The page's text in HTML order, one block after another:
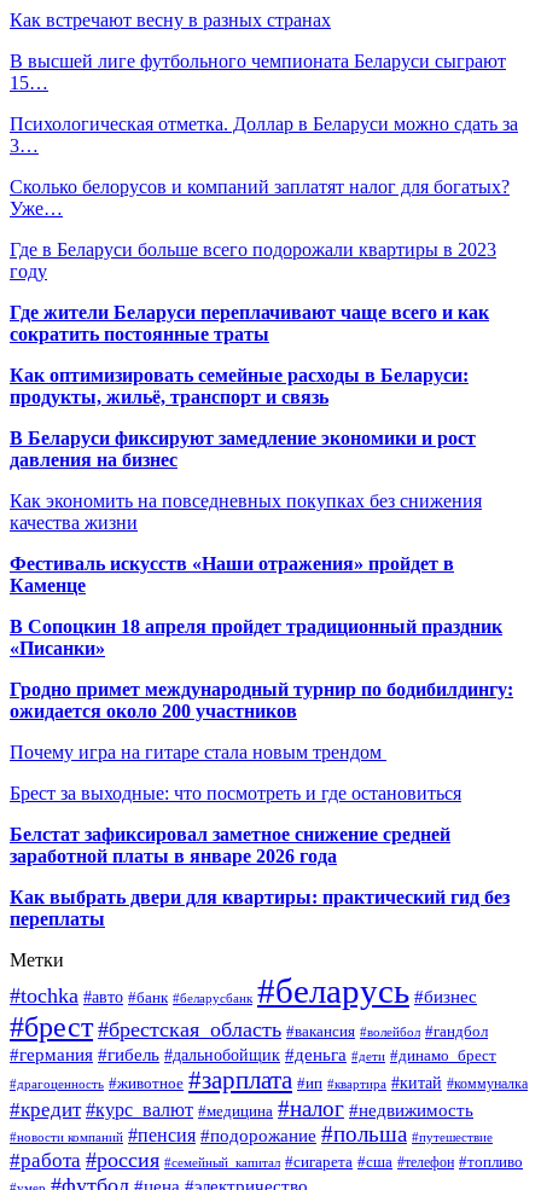
Как встречают весну в разных странах
В высшей лиге футбольного чемпионата Беларуси сыграют
15…
Психологическая отметка. Доллар в Беларуси можно сдать за
3…
Сколько белорусов и компаний заплатят налог для богатых?
Уже…
Где в Беларуси больше всего подорожали квартиры в 2023
году
Где жители Беларуси переплачивают чаще всего и как
сократить постоянные траты
Как оптимизировать семейные расходы в Беларуси:
продукты, жильё, транспорт и связь
В Беларуси фиксируют замедление экономики и рост
давления на бизнес
Как экономить на повседневных покупках без снижения
качества жизни
Фестиваль искусств «Наши отражения» пройдет в
Каменце
В Сопоцкин 18 апреля пройдет традиционный праздник
«Писанки»
Гродно примет международный турнир по бодибилдингу:
ожидается около 200 участников
Почему игра на гитаре стала новым трендом
Брест за выходные: что посмотреть и где остановиться
Белстат зафиксировал заметное снижение средней
заработной платы в январе 2026 года
Как выбрать двери для квартиры: практический гид без
переплаты
Метки
#tochka #авто #банк #беларусбанк #беларусь #бизнес
#брест #брестская_область #вакансия #волейбол #гандбол
#германия #гибель #дальнобойщик #деньга #дети #динамо_брест
#драгоценность #животное #зарплата #ип #квартира #китай #коммуналка
#кредит #курс_валют #медицина #налог #недвижимость
#новости компаний #пенсия #подорожание #польша #путешествие
#работа #россия #семейный_капитал #сигарета #сша #телефон #топливо